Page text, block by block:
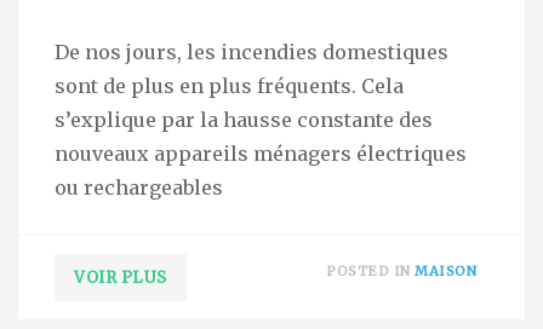
De nos jours, les incendies domestiques
sont de plus en plus fréquents. Cela
s’explique par la hausse constante des
nouveaux appareils ménagers électriques
ou rechargeables
VOIR PLUS POSTED IN MAISON